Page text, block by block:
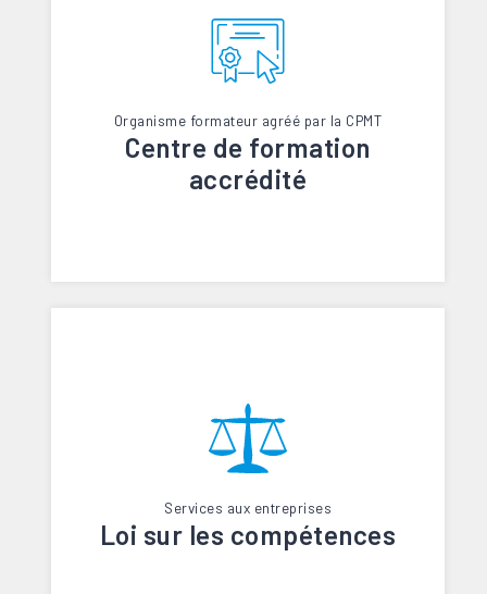
Organisme formateur agréé par la CPMT
Centre de formation
accrédité
Services aux entreprises
Loi sur les compétences